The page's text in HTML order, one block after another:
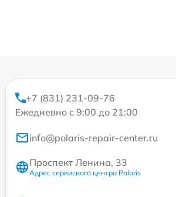
+7 (831) 231-09-76
Ежедневно с 9:00 до 21:00
info@polaris-repair-center.ru
Проспект Ленина, 33
Адрес сервисного центра Polaris